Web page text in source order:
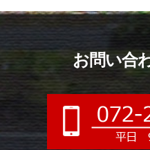
お問い合